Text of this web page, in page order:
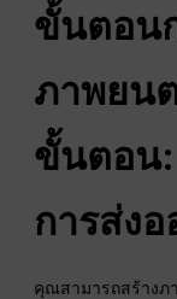
ขั้นตอน
ภาพยน
ขั้นตอน
การส่ง
คุณสามารถสร้าง